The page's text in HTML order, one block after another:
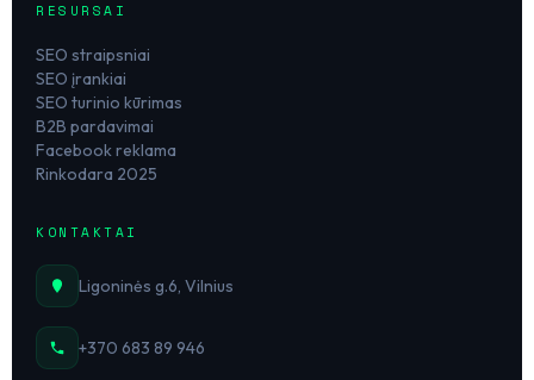
RESURSAI
SEO straipsniai
SEO įrankiai
SEO turinio kūrimas
B2B pardavimai
Facebook reklama
Rinkodara 2025
KONTAKTAI
Ligoninės g.6, Vilnius
+370 683 89 946